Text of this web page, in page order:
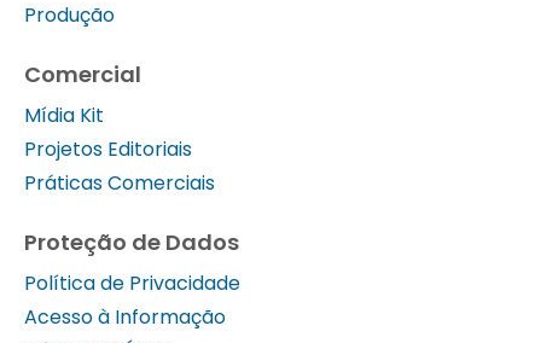
Produção
Comercial
Mídia Kit
Projetos Editoriais
Práticas Comerciais
Proteção de Dados
Política de Privacidade
Acesso à Informação